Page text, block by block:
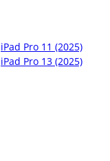
iPad Pro 11 (2025)
iPad Pro 13 (2025)